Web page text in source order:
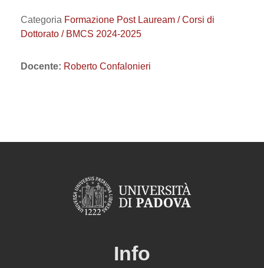
Categoria Formazione Post Lauream / Corsi di
Dottorato / BMCS 2024-2025
Docente: Roberto Confalonieri
Info